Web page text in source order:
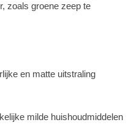
zoals groene zeep te
en matte uitstraling
milde huishoudmiddelen